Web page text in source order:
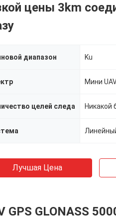
цены 3km
диапазон Ku
Мини
целей следа Никакой
Лучшая Цена
GPS GLONASS